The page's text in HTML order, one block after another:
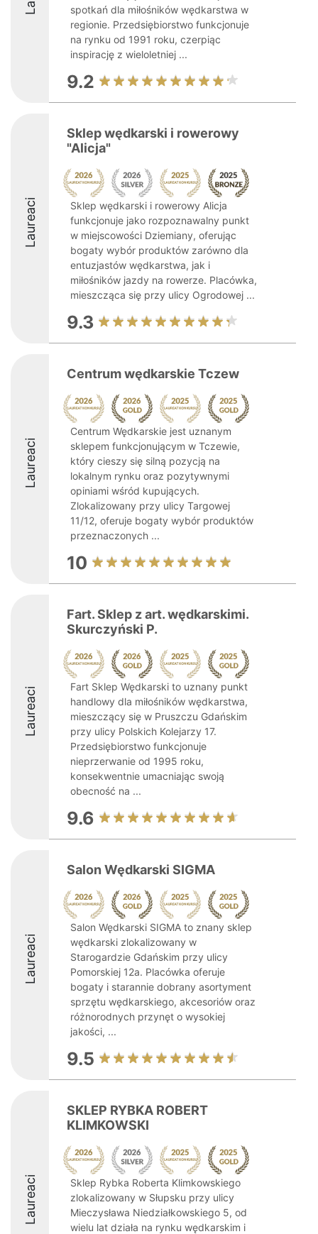
spotkań dla miłośników wędkarstwa w
regionie. Przedsiębiorstwo funkcjonuje
na rynku od 1991 roku, czerpiąc
inspirację z wieloletniej ...
9.2
Laureaci
Sklep wędkarski i rowerowy
"Alicja"
Sklep wędkarski i rowerowy Alicja
funkcjonuje jako rozpoznawalny punkt
w miejscowości Dziemiany, oferując
bogaty wybór produktów zarówno dla
entuzjastów wędkarstwa, jak i
miłośników jazdy na rowerze. Placówka,
mieszcząca się przy ulicy Ogrodowej ...
9.3
Laureaci
Centrum wędkarskie Tczew
Centrum Wędkarskie jest uznanym
sklepem funkcjonującym w Tczewie,
który cieszy się silną pozycją na
lokalnym rynku oraz pozytywnymi
opiniami wśród kupujących.
Zlokalizowany przy ulicy Targowej
11/12, oferuje bogaty wybór produktów
przeznaczonych ...
10
Laureaci
Fart. Sklep z art. wędkarskimi.
Skurczyński P.
Fart Sklep Wędkarski to uznany punkt
handlowy dla miłośników wędkarstwa,
mieszczący się w Pruszczu Gdańskim
przy ulicy Polskich Kolejarzy 17.
Przedsiębiorstwo funkcjonuje
nieprzerwanie od 1995 roku,
konsekwentnie umacniając swoją
obecność na ...
9.6
Laureaci
Salon Wędkarski SIGMA
Salon Wędkarski SIGMA to znany sklep
wędkarski zlokalizowany w
Starogardzie Gdańskim przy ulicy
Pomorskiej 12a. Placówka oferuje
bogaty i starannie dobrany asortyment
sprzętu wędkarskiego, akcesoriów oraz
różnorodnych przynęt o wysokiej
jakości, ...
9.5
Laureaci
SKLEP RYBKA ROBERT
KLIMKOWSKI
Sklep Rybka Roberta Klimkowskiego
zlokalizowany w Słupsku przy ulicy
Mieczysława Niedziałkowskiego 5, od
wielu lat działa na rynku wędkarskim i